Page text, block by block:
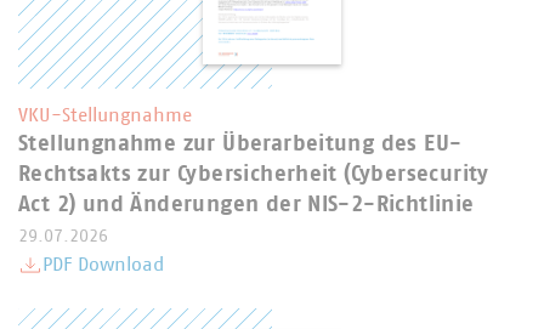
VKU-Stellungnahme
Stellungnahme zur Überarbeitung des EU-
Rechtsakts zur Cybersicherheit (Cybersecurity
Act 2) und Änderungen der NIS-2-Richtlinie
29.07.2026
PDF Download